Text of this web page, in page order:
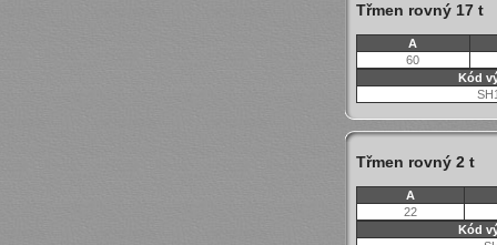
Třmen rovný 17 t
A
60
Kód
Třmen rovný 2 t
A
22
Kód